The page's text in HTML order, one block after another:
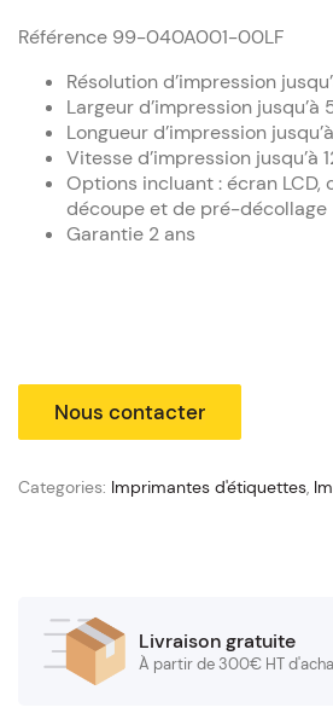
Référence 99-040A001-00LF
Résolution d’impression
Largeur d’impression jusqu’à
Longueur d’impression
Vitesse d’impression jusqu’à
Options incluant : écran LCD,
découpe et de pré-décollage
Garantie 2 ans
Categories: Imprimantes d'étiquettes,
Livraison gratuite
À partir de 300€ HT